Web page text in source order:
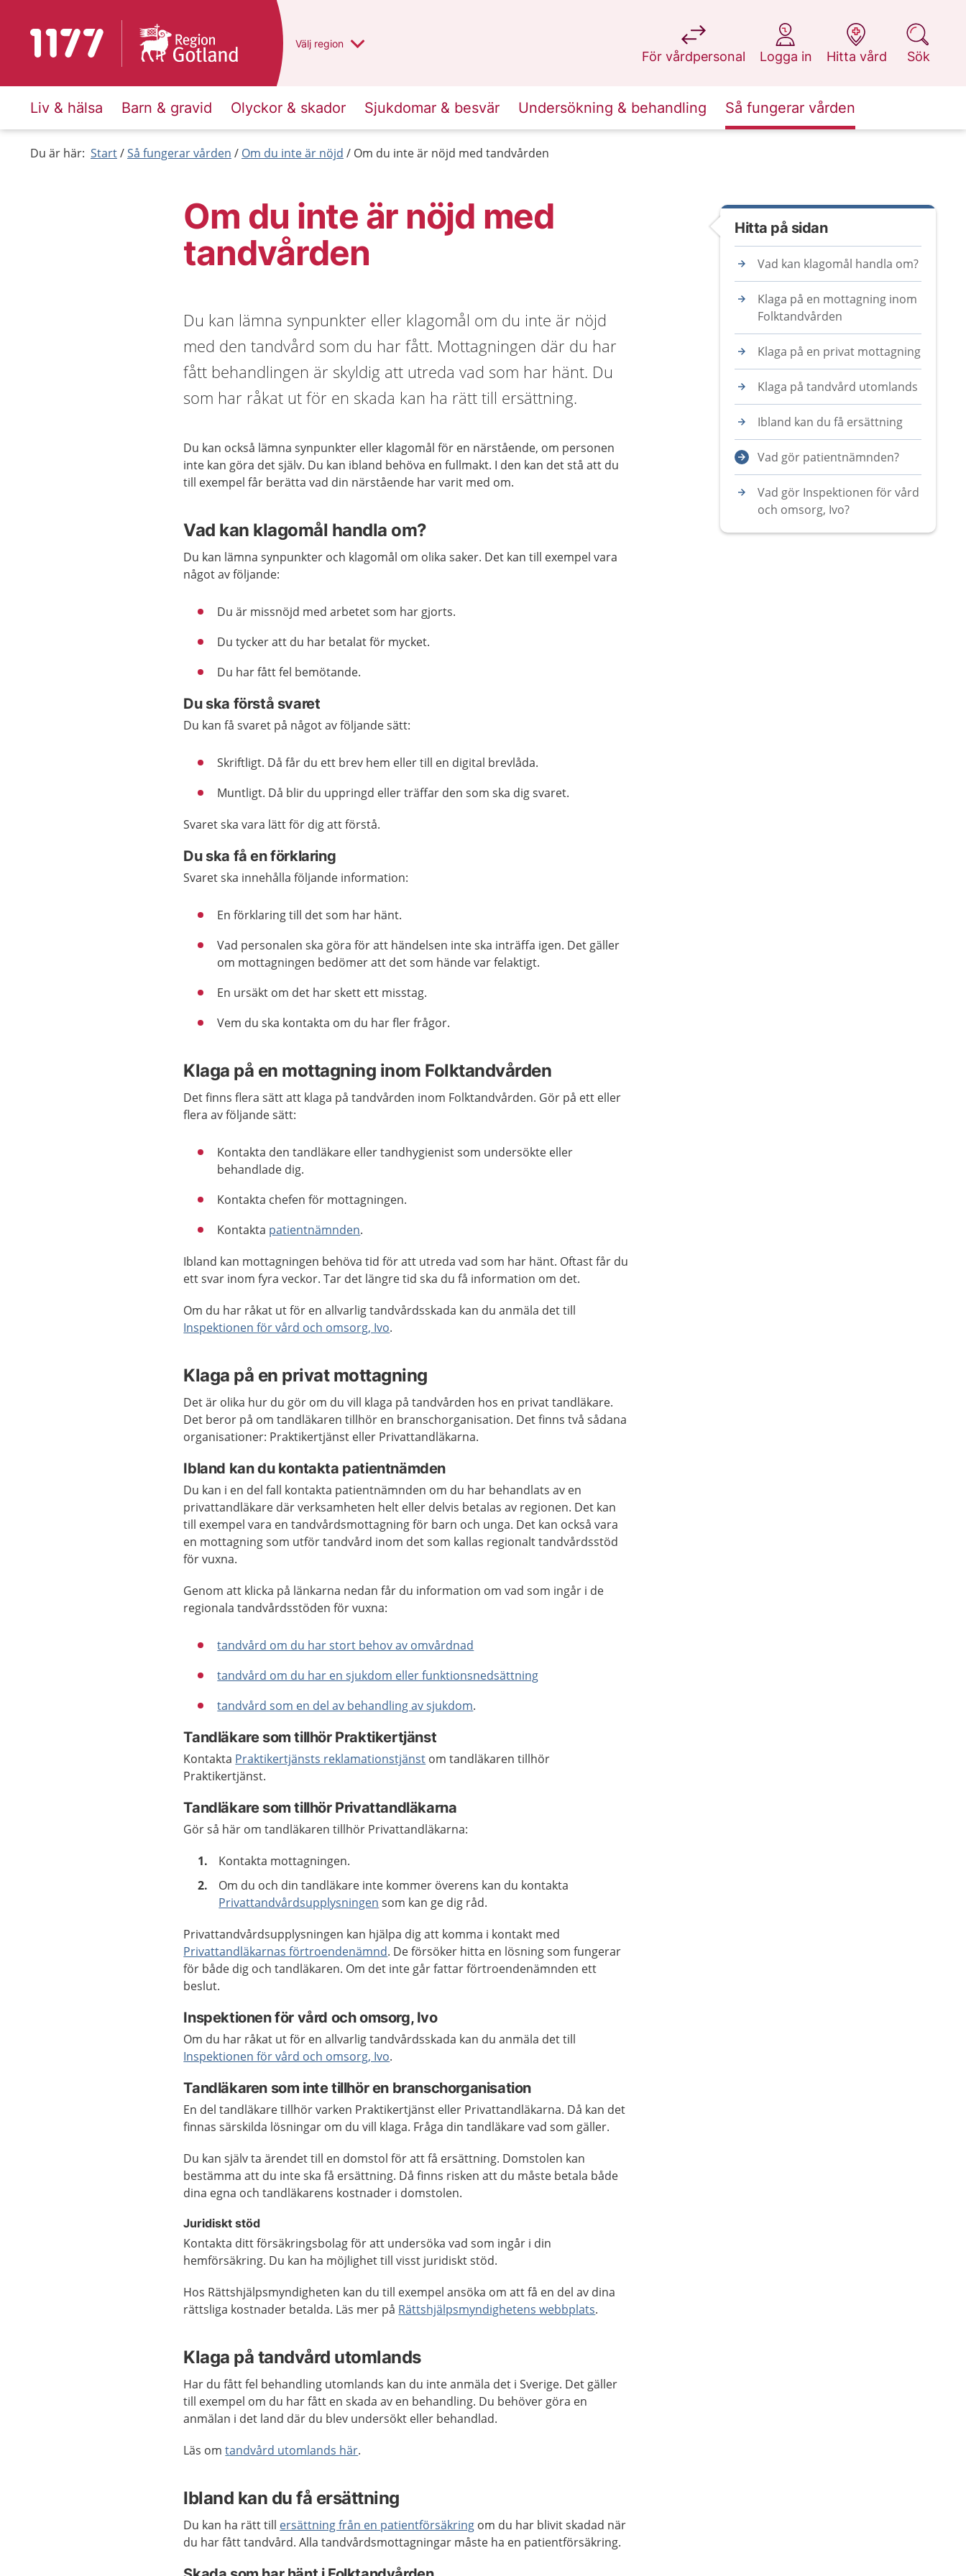
Till startsidan för 1177 Du har valt region
Välj en annan
region
För vårdpersonal
på 1177.se
Logga in
på 1177.se
Hitta vård
på 1177.se
Sök
på 1177.se
Liv & hälsa Barn & gravid Olyckor & skador Sjukdomar & besvär Undersökning & behandling Så fungerar vården
Du är här: Start Så fungerar vården Om du inte är nöjd Om du inte är nöjd med tandvården
Om du inte är nöjd med
tandvården
Du kan lämna synpunkter eller klagomål om du inte är nöjd
med den tandvård som du har fått. Mottagningen där du har
fått behandlingen är skyldig att utreda vad som har hänt. Du
som har råkat ut för en skada kan ha rätt till ersättning.
Du kan också lämna synpunkter eller klagomål för en närstående, om personen
inte kan göra det själv. Du kan ibland behöva en fullmakt. I den kan det stå att du
till exempel får berätta vad din närstående har varit med om.
Vad kan klagomål handla om?
Du kan lämna synpunkter och klagomål om olika saker. Det kan till exempel vara
något av följande:
Du är missnöjd med arbetet som har gjorts.
Du tycker att du har betalat för mycket.
Du har fått fel bemötande.
Du ska förstå svaret
Du kan få svaret på något av följande sätt:
Skriftligt. Då får du ett brev hem eller till en digital brevlåda.
Muntligt. Då blir du uppringd eller träffar den som ska dig svaret.
Svaret ska vara lätt för dig att förstå.
Du ska få en förklaring
Svaret ska innehålla följande information:
En förklaring till det som har hänt.
Vad personalen ska göra för att händelsen inte ska inträffa igen. Det gäller
om mottagningen bedömer att det som hände var felaktigt.
En ursäkt om det har skett ett misstag.
Vem du ska kontakta om du har fler frågor.
Klaga på en mottagning inom Folktandvården
Det finns flera sätt att klaga på tandvården inom Folktandvården. Gör på ett eller
flera av följande sätt:
Kontakta den tandläkare eller tandhygienist som undersökte eller
behandlade dig.
Kontakta chefen för mottagningen.
Kontakta patientnämnden.
Ibland kan mottagningen behöva tid för att utreda vad som har hänt. Oftast får du
ett svar inom fyra veckor. Tar det längre tid ska du få information om det.
Om du har råkat ut för en allvarlig tandvårdsskada kan du anmäla det till
Inspektionen för vård och omsorg, Ivo.
Klaga på en privat mottagning
Det är olika hur du gör om du vill klaga på tandvården hos en privat tandläkare.
Det beror på om tandläkaren tillhör en branschorganisation. Det finns två sådana
organisationer: Praktikertjänst eller Privattandläkarna.
Ibland kan du kontakta patientnämden
Du kan i en del fall kontakta patientnämnden om du har behandlats av en
privattandläkare där verksamheten helt eller delvis betalas av regionen. Det kan
till exempel vara en tandvårdsmottagning för barn och unga. Det kan också vara
en mottagning som utför tandvård inom det som kallas regionalt tandvårdsstöd
för vuxna.
Genom att klicka på länkarna nedan får du information om vad som ingår i de
regionala tandvårdsstöden för vuxna:
tandvård om du har stort behov av omvårdnad
tandvård om du har en sjukdom eller funktionsnedsättning
tandvård som en del av behandling av sjukdom.
Tandläkare som tillhör Praktikertjänst
Kontakta Praktikertjänsts reklamationstjänst om tandläkaren tillhör
Praktikertjänst.
Tandläkare som tillhör Privattandläkarna
Gör så här om tandläkaren tillhör Privattandläkarna:
Kontakta mottagningen.
Om du och din tandläkare inte kommer överens kan du kontakta
Privattandvårdsupplysningen som kan ge dig råd.
Privattandvårdsupplysningen kan hjälpa dig att komma i kontakt med
Privattandläkarnas förtroendenämnd. De försöker hitta en lösning som fungerar
för både dig och tandläkaren. Om det inte går fattar förtroendenämnden ett
beslut.
Inspektionen för vård och omsorg, Ivo
Om du har råkat ut för en allvarlig tandvårdsskada kan du anmäla det till
Inspektionen för vård och omsorg, Ivo.
Tandläkaren som inte tillhör en branschorganisation
En del tandläkare tillhör varken Praktikertjänst eller Privattandläkarna. Då kan det
finnas särskilda lösningar om du vill klaga. Fråga din tandläkare vad som gäller.
Du kan själv ta ärendet till en domstol för att få ersättning. Domstolen kan
bestämma att du inte ska få ersättning. Då finns risken att du måste betala både
dina egna och tandläkarens kostnader i domstolen.
Juridiskt stöd
Kontakta ditt försäkringsbolag för att undersöka vad som ingår i din
hemförsäkring. Du kan ha möjlighet till visst juridiskt stöd.
Hos Rättshjälpsmyndigheten kan du till exempel ansöka om att få en del av dina
rättsliga kostnader betalda. Läs mer på Rättshjälpsmyndighetens webbplats.
Klaga på tandvård utomlands
Har du fått fel behandling utomlands kan du inte anmäla det i Sverige. Det gäller
till exempel om du har fått en skada av en behandling. Du behöver göra en
anmälan i det land där du blev undersökt eller behandlad.
Läs omtandvård utomlands här.
Ibland kan du få ersättning
Du kan ha rätt till ersättning från en patientförsäkring om du har blivit skadad när
du har fått tandvård. Alla tandvårdsmottagningar måste ha en patientförsäkring.
Hitta på sidan
Vad kan klagomål handla om?
Klaga på en mottagning inom
Folktandvården
Klaga på en privat mottagning
Klaga på tandvård utomlands
Ibland kan du få ersättning
Vad gör patientnämnden?
Vad gör Inspektionen för vård
och omsorg, Ivo?